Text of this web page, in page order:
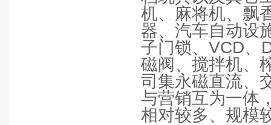
机、麻将机、飘
器、汽车自动设
子门锁、 VCD、
磁阀、搅拌机、
司集永磁直流、
与营销互为一体
相对较多、规模